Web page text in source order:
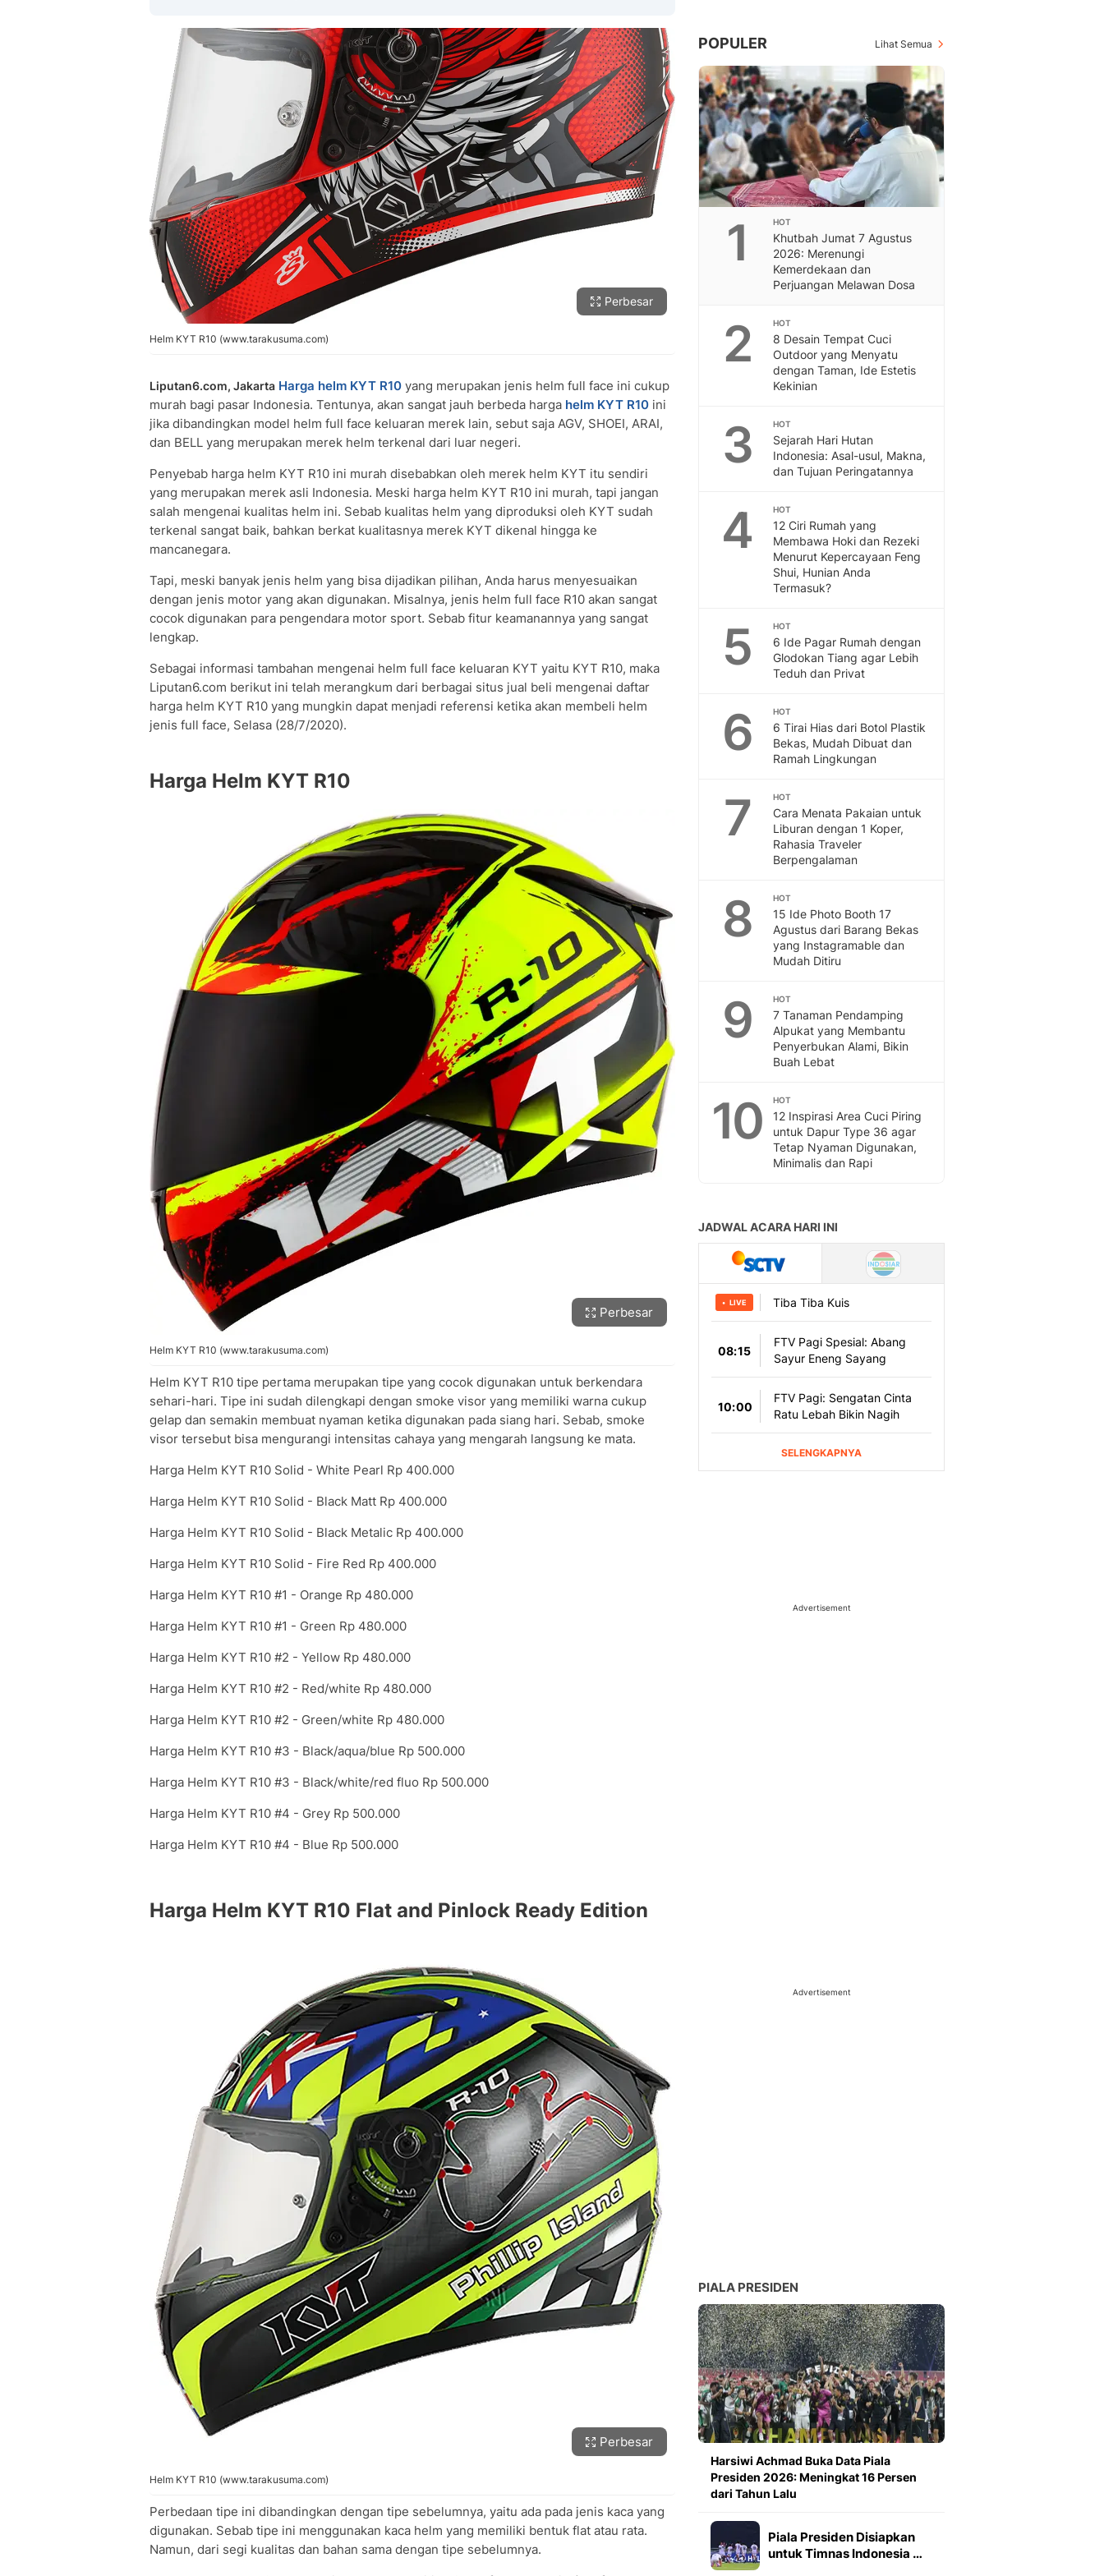
Copy Link
Perbesar
Helm KYT R10 (www.tarakusuma.com)
Liputan6.com, Jakarta Harga helm KYT R10 yang merupakan jenis helm full face ini cukup
murah bagi pasar Indonesia. Tentunya, akan sangat jauh berbeda harga helm KYT R10 ini
jika dibandingkan model helm full face keluaran merek lain, sebut saja AGV, SHOEI, ARAI,
dan BELL yang merupakan merek helm terkenal dari luar negeri.
Penyebab harga helm KYT R10 ini murah disebabkan oleh merek helm KYT itu sendiri
yang merupakan merek asli Indonesia. Meski harga helm KYT R10 ini murah, tapi jangan
salah mengenai kualitas helm ini. Sebab kualitas helm yang diproduksi oleh KYT sudah
terkenal sangat baik, bahkan berkat kualitasnya merek KYT dikenal hingga ke
mancanegara.
Tapi, meski banyak jenis helm yang bisa dijadikan pilihan, Anda harus menyesuaikan
dengan jenis motor yang akan digunakan. Misalnya, jenis helm full face R10 akan sangat
cocok digunakan para pengendara motor sport. Sebab fitur keamanannya yang sangat
lengkap.
Sebagai informasi tambahan mengenai helm full face keluaran KYT yaitu KYT R10, maka
Liputan6.com berikut ini telah merangkum dari berbagai situs jual beli mengenai daftar
harga helm KYT R10 yang mungkin dapat menjadi referensi ketika akan membeli helm
jenis full face, Selasa (28/7/2020).
Harga Helm KYT R10
Perbesar
Helm KYT R10 (www.tarakusuma.com)
Helm KYT R10 tipe pertama merupakan tipe yang cocok digunakan untuk berkendara
sehari-hari. Tipe ini sudah dilengkapi dengan smoke visor yang memiliki warna cukup
gelap dan semakin membuat nyaman ketika digunakan pada siang hari. Sebab, smoke
visor tersebut bisa mengurangi intensitas cahaya yang mengarah langsung ke mata.
Harga Helm KYT R10 Solid - White Pearl Rp 400.000
Harga Helm KYT R10 Solid - Black Matt Rp 400.000
Harga Helm KYT R10 Solid - Black Metalic Rp 400.000
Harga Helm KYT R10 Solid - Fire Red Rp 400.000
Harga Helm KYT R10 #1 - Orange Rp 480.000
Harga Helm KYT R10 #1 - Green Rp 480.000
Harga Helm KYT R10 #2 - Yellow Rp 480.000
Harga Helm KYT R10 #2 - Red/white Rp 480.000
Harga Helm KYT R10 #2 - Green/white Rp 480.000
Harga Helm KYT R10 #3 - Black/aqua/blue Rp 500.000
Harga Helm KYT R10 #3 - Black/white/red fluo Rp 500.000
Harga Helm KYT R10 #4 - Grey Rp 500.000
Harga Helm KYT R10 #4 - Blue Rp 500.000
Harga Helm KYT R10 Flat and Pinlock Ready Edition
Perbesar
Helm KYT R10 (www.tarakusuma.com)
Perbedaan tipe ini dibandingkan dengan tipe sebelumnya, yaitu ada pada jenis kaca yang
digunakan. Sebab tipe ini menggunakan kaca helm yang memiliki bentuk flat atau rata.
Namun, dari segi kualitas dan bahan sama dengan tipe sebelumnya.
POPULER Lihat Semua
1 HOT
Khutbah Jumat 7 Agustus
2026: Merenungi
Kemerdekaan dan
Perjuangan Melawan Dosa
2 HOT
8 Desain Tempat Cuci
Outdoor yang Menyatu
dengan Taman, Ide Estetis
Kekinian
3 HOT
Sejarah Hari Hutan
Indonesia: Asal-usul, Makna,
dan Tujuan Peringatannya
4 HOT
12 Ciri Rumah yang
Membawa Hoki dan Rezeki
Menurut Kepercayaan Feng
Shui, Hunian Anda
Termasuk?
5 HOT
6 Ide Pagar Rumah dengan
Glodokan Tiang agar Lebih
Teduh dan Privat
6 HOT
6 Tirai Hias dari Botol Plastik
Bekas, Mudah Dibuat dan
Ramah Lingkungan
7 HOT
Cara Menata Pakaian untuk
Liburan dengan 1 Koper,
Rahasia Traveler
Berpengalaman
8 HOT
15 Ide Photo Booth 17
Agustus dari Barang Bekas
yang Instagramable dan
Mudah Ditiru
9 HOT
7 Tanaman Pendamping
Alpukat yang Membantu
Penyerbukan Alami, Bikin
Buah Lebat
10 HOT
12 Inspirasi Area Cuci Piring
untuk Dapur Type 36 agar
Tetap Nyaman Digunakan,
Minimalis dan Rapi
Advertisement
Advertisement
PIALA PRESIDEN
Harsiwi Achmad Buka Data Piala
Presiden 2026: Meningkat 16 Persen
dari Tahun Lalu
Piala Presiden Disiapkan
untuk Timnas Indonesia …